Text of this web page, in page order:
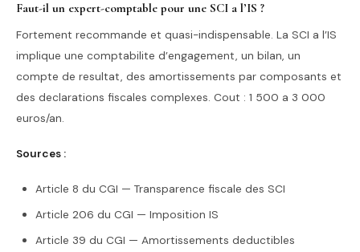
Faut-il un expert-comptable pour une SCI a l’IS ?
Fortement recommande et quasi-indispensable. La SCI a l’IS
implique une comptabilite d’engagement, un bilan, un
compte de resultat, des amortissements par composants et
des declarations fiscales complexes. Cout : 1 500 a 3 000
euros/an.
Sources :
Article 8 du CGI — Transparence fiscale des SCI
Article 206 du CGI — Imposition IS
Article 39 du CGI — Amortissements deductibles